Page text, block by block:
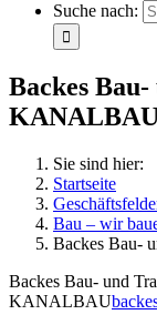
Suche nach:
Backes
Sie sind hier:
Startseite
Bau – wir
Backes Bau-
Backes Bau- und
KANALBAU